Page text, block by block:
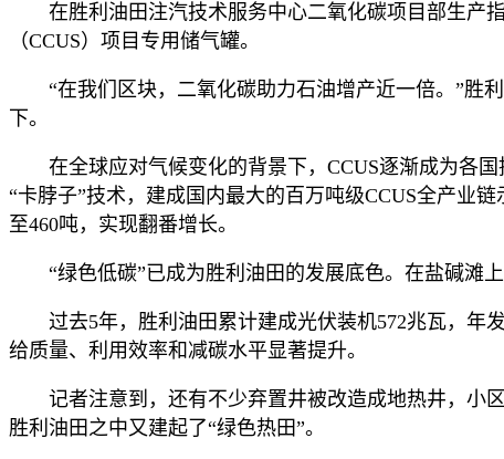
在胜利油田注汽技术服务中心二氧化碳项目部生产
（CCUS）项目专用储气罐。
“在我们区块，二氧化碳助力石油增产近一倍。”胜
下。
在全球应对气候变化的背景下，CCUS逐渐成为各
“卡脖子”技术，建成国内最大的百万吨级CCUS全产业
至460吨，实现翻番增长。
“绿色低碳”已成为胜利油田的发展底色。在盐碱滩
过去5年，胜利油田累计建成光伏装机572兆瓦，年
给质量、利用效率和减碳水平显著提升。
记者注意到，还有不少弃置井被改造成地热井，小
胜利油田之中又建起了“绿色热田”。